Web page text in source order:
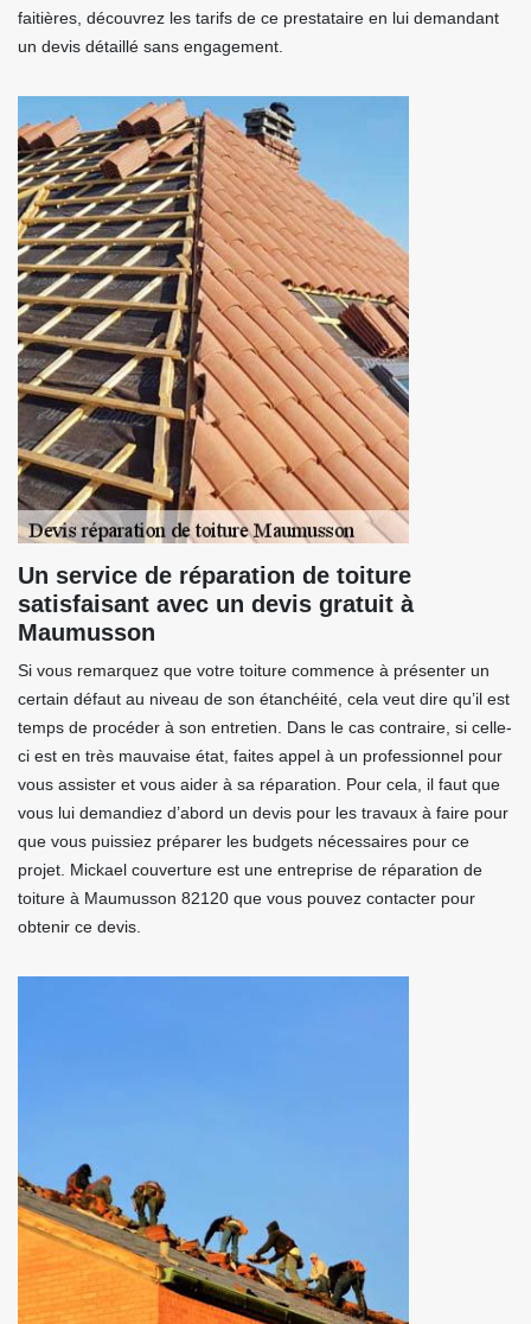
faitières, découvrez les tarifs de ce prestataire en lui demandant
un devis détaillé sans engagement.
Un service de réparation de toiture
satisfaisant avec un devis gratuit à
Maumusson
Si vous remarquez que votre toiture commence à présenter un
certain défaut au niveau de son étanchéité, cela veut dire qu’il est
temps de procéder à son entretien. Dans le cas contraire, si celle-
ci est en très mauvaise état, faites appel à un professionnel pour
vous assister et vous aider à sa réparation. Pour cela, il faut que
vous lui demandiez d’abord un devis pour les travaux à faire pour
que vous puissiez préparer les budgets nécessaires pour ce
projet. Mickael couverture est une entreprise de réparation de
toiture à Maumusson 82120 que vous pouvez contacter pour
obtenir ce devis.